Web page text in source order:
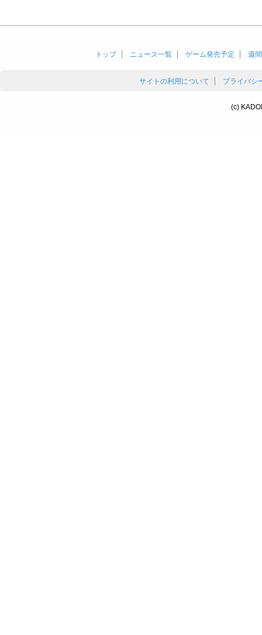
トップ ニュース一覧 ゲーム発売予定 週
サイトの利用について プライバシ
(c)